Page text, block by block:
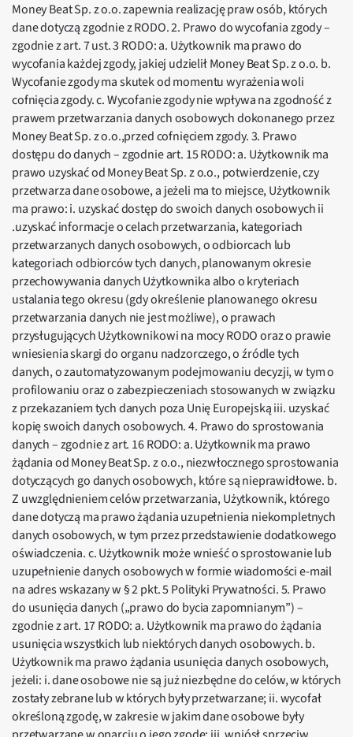
Money Beat Sp. z o.o. zapewnia realizację praw osób, których
dane dotyczą zgodnie z RODO. 2. Prawo do wycofania zgody –
zgodnie z art. 7 ust. 3 RODO: a. Użytkownik ma prawo do
wycofania każdej zgody, jakiej udzielił Money Beat Sp. z o.o. b.
Wycofanie zgody ma skutek od momentu wyrażenia woli
cofnięcia zgody. c. Wycofanie zgody nie wpływa na zgodność z
prawem przetwarzania danych osobowych dokonanego przez
Money Beat Sp. z o.o.,przed cofnięciem zgody. 3. Prawo
dostępu do danych – zgodnie art. 15 RODO: a. Użytkownik ma
prawo uzyskać od Money Beat Sp. z o.o., potwierdzenie, czy
przetwarza dane osobowe, a jeżeli ma to miejsce, Użytkownik
ma prawo: i. uzyskać dostęp do swoich danych osobowych ii
.uzyskać informacje o celach przetwarzania, kategoriach
przetwarzanych danych osobowych, o odbiorcach lub
kategoriach odbiorców tych danych, planowanym okresie
przechowywania danych Użytkownika albo o kryteriach
ustalania tego okresu (gdy określenie planowanego okresu
przetwarzania danych nie jest możliwe), o prawach
przysługujących Użytkownikowi na mocy RODO oraz o prawie
wniesienia skargi do organu nadzorczego, o źródle tych
danych, o zautomatyzowanym podejmowaniu decyzji, w tym o
profilowaniu oraz o zabezpieczeniach stosowanych w związku
z przekazaniem tych danych poza Unię Europejską iii. uzyskać
kopię swoich danych osobowych. 4. Prawo do sprostowania
danych – zgodnie z art. 16 RODO: a. Użytkownik ma prawo
żądania od Money Beat Sp. z o.o., niezwłocznego sprostowania
dotyczących go danych osobowych, które są nieprawidłowe. b.
Z uwzględnieniem celów przetwarzania, Użytkownik, którego
dane dotyczą ma prawo żądania uzupełnienia niekompletnych
danych osobowych, w tym przez przedstawienie dodatkowego
oświadczenia. c. Użytkownik może wnieść o sprostowanie lub
uzupełnienie danych osobowych w formie wiadomości e-mail
na adres wskazany w § 2 pkt. 5 Polityki Prywatności. 5. Prawo
do usunięcia danych („prawo do bycia zapomnianym”) –
zgodnie z art. 17 RODO: a. Użytkownik ma prawo do żądania
usunięcia wszystkich lub niektórych danych osobowych. b.
Użytkownik ma prawo żądania usunięcia danych osobowych,
jeżeli: i. dane osobowe nie są już niezbędne do celów, w których
zostały zebrane lub w których były przetwarzane; ii. wycofał
określoną zgodę, w zakresie w jakim dane osobowe były